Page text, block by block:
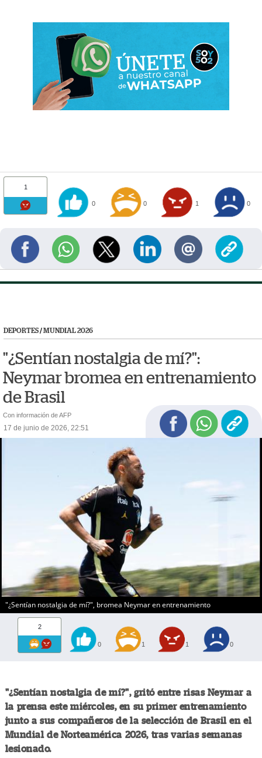
1
0 0 1 0
DEPORTES/ MUNDIAL 2026
"¿Sentían nostalgia de mí?":
Neymar bromea en entrenamiento
de Brasil
Con información de AFP
17 de junio de 2026, 22:51
"¿Sentían nostalgia de mí?", bromea Neymar en entrenamiento
2
0 1 1 0
"¿Sentían nostalgia de mí?", gritó entre risas Neymar a
la prensa este miércoles, en su primer entrenamiento
junto a sus compañeros de la selección de Brasil en el
Mundial de Norteamérica 2026, tras varias semanas
lesionado.